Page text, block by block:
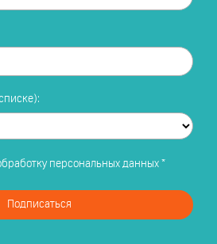
персональных данных*
Подписаться